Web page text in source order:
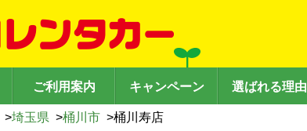
ご利用案内 キャンペーン 選ばれる理由
>埼玉県 >桶川市 >桶川寿店